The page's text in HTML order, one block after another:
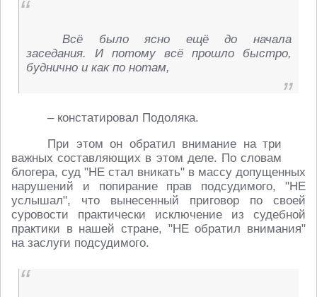
Всё было ясно ещё до начала
заседания. И потому всё прошло быстро,
буднично и как по нотам,
– констатировал Подоляка.
При этом он обратил внимание на три
важных составляющих в этом деле. По словам
блогера, суд "НЕ стал вникать" в массу допущенных
нарушений и попирание прав подсудимого, "НЕ
услышал", что вынесенный приговор по своей
суровости практически исключение из судебной
практики в нашей стране, "НЕ обратил внимания"
на заслуги подсудимого.